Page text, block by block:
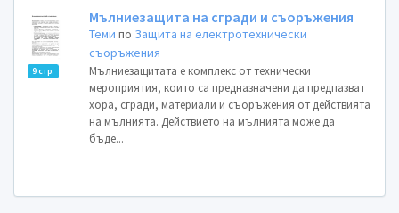
9 стр.
Мълниезащита на сгради и съоръжения
Теми по Защита на електротехнически
съоръжения
Мълниезащитата е комплекс от технически
мероприятия, които са предназначени да предпазват
хора, сгради, материали и съоръжения от действията
на мълнията. Действието на мълнията може да
бъде...